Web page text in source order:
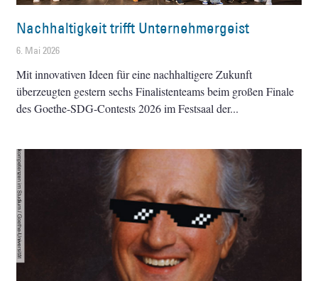
Nachhaltigkeit trifft Unternehmergeist
6. Mai 2026
Mit innovativen Ideen für eine nachhaltigere Zukunft
überzeugten gestern sechs Finalistenteams beim großen Finale
des Goethe-SDG-Contests 2026 im Festsaal der